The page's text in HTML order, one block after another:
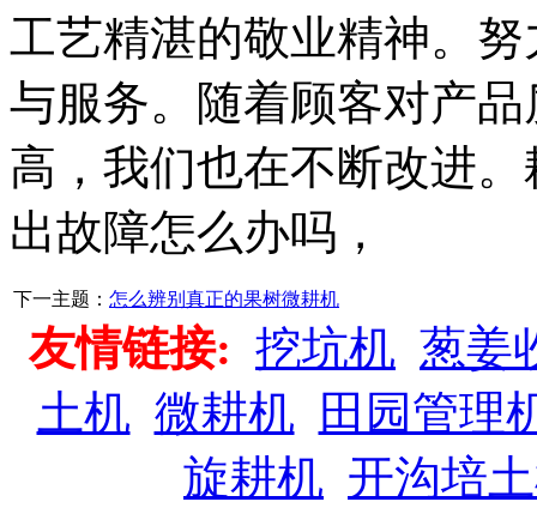
工艺精湛的敬业精神。
与服务。随着顾客对产
高，我们也在不断改进
出故障怎么办吗，
下一主题： 怎么辨别真正的果树微耕机
友情链接: 挖坑机 葱姜
土机 微耕机
田园管理
旋耕机 开沟培